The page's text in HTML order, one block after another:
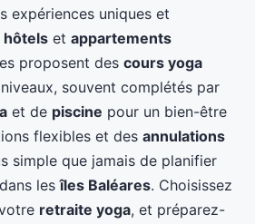
expériences uniques et
hôtels et appartements
proposent des cours yoga
souvent complétés par
et de piscine pour un bien-être
flexibles et des annulations
simple que jamais de planifier
dans lesîles Baléares. Choisissez
retraite yoga, et préparez-